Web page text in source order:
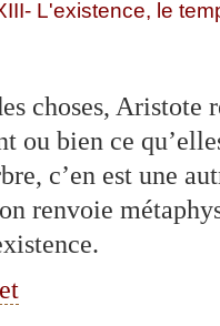
L'existence, le
choses, Aristote
ou bien ce
c’en est une
renvoie